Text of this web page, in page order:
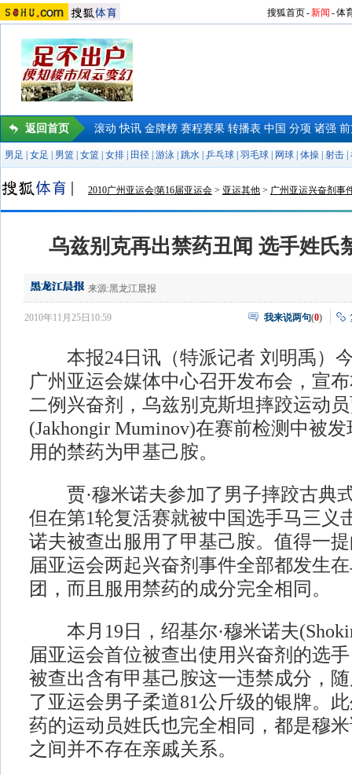
搜狐首页-新闻 -体
返回首页 滚动 快讯 金牌榜 赛程赛果 转播表 中国 分项 诸强
男足 女足 男篮 女篮 女排 田径 游泳 跳水 乒乓球 羽毛球 网球 体操 射击
2010广州亚运会|第16届亚运会 > 亚运其他 > 广州亚运兴奋剂事
乌兹别克再出禁药丑闻 选手姓氏
来源:黑龙江晨报
2010年11月25日10:59 我来说两句(0)
本报24日讯（特派记者 刘明禹）
广州亚运会媒体中心召开发布会，宣
二例兴奋剂，乌兹别克斯坦摔跤运动
(Jakhongir Muminov)在赛前检测中被
用的禁药为甲基己胺。
贾·穆米诺夫参加了男子摔跤古典
但在第1轮复活赛就被中国选手马三义
诺夫被查出服用了甲基己胺。值得一
届亚运会两起兴奋剂事件全部都发生
团，而且服用禁药的成分完全相同。
本月19日，绍基尔·穆米诺夫
届亚运会首位被查出使用兴奋剂的选
被查出含有甲基己胺这一违禁成分，
了亚运会男子柔道81公斤级的银牌。
药的运动员姓氏也完全相同，都是穆
之间并不存在亲戚关系。